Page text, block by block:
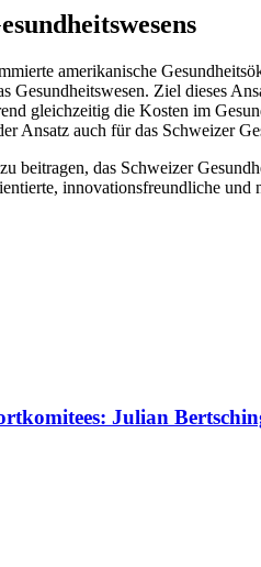
amerikanische
Ziel dieses
gleichzeitig die Kosten im
Ansatz auch für das Schweizer
beitragen, das Schweizer
innovationsfreundliche
Julian